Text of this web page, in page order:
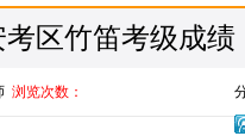
考区竹笛考级成绩
浏览次数：